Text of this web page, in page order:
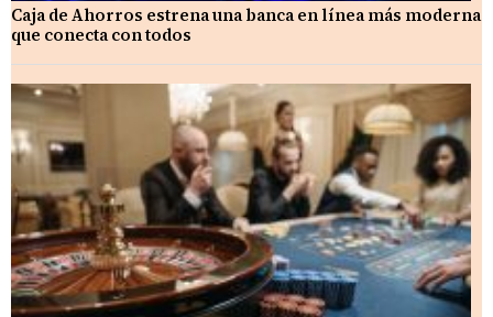
Caja de Ahorros estrena una banca en línea más moderna
que conecta con todos